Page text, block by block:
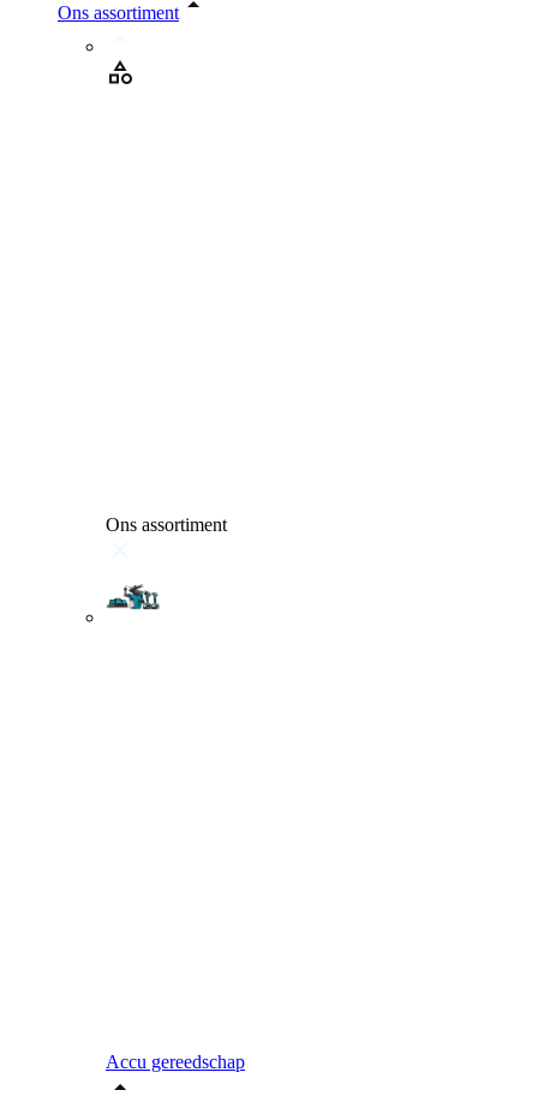
Ons assortiment
Ons assortiment
Accu gereedschap